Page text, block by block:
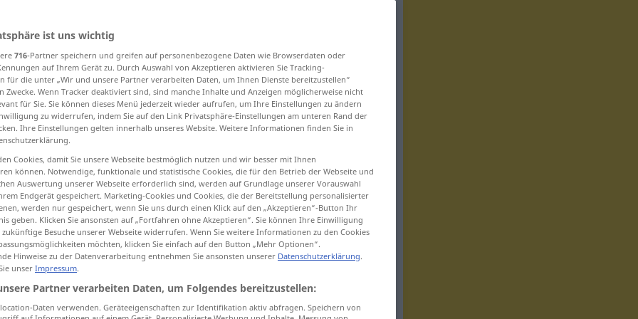
destroy ravage
verwüstenverheeren
to) the
derGegnerhat das ganze Land
large
derWirbelsturmhat weite
ist uns wichtig
716-Partner speichern und greifen auf personenbezogene Daten wie Browserdaten oder
auf Ihrem Gerät zu. Durch Auswahl von Akzeptieren aktivieren Sie Tracking-
für die unter „Wir und unsere Partner verarbeiten Daten, um Ihnen Dienste bereitzustellen“
Zwecke. Wenn Tracker deaktiviert sind, sind manche Inhalte und Anzeigen möglicherweise nicht
für Sie. Sie können dieses Menü jederzeit wieder aufrufen, um Ihre Einstellungen zu ändern
zu widerrufen, indem Sie auf den Link Privatsphäre-Einstellungen am unteren Rand der
Ihre Einstellungen gelten innerhalb unseres Website. Weitere Informationen finden Sie in
Cookies, damit Sie unsere Webseite bestmöglich nutzen und wir besser mit Ihnen
können. Notwendige, funktionale und statistische Cookies, die für den Betrieb der Webseite und
Auswertung unserer Webseite erforderlich sind, werden auf Grundlage unserer Vorauswahl
Endgerät gespeichert. Marketing-Cookies und Cookies, die der Bereitstellung personalisierter
werden nur gespeichert, wenn Sie uns durch einen Klick auf den „Akzeptieren“-Button Ihr
geben. Klicken Sie ansonsten auf „Fortfahren ohne Akzeptieren“. Sie können Ihre Einwilligung
Besuche unserer Webseite widerrufen. Wenn Sie weitere Informationen zu den Cookies
möchten, klicken Sie einfach auf den Button „Mehr Optionen“.
Hinweise zu der Datenverarbeitung entnehmen Sie ansonsten unserer Datenschutzerklärung.
unser Impressum.
Partner verarbeiten Daten, um Folgendes bereitzustellen:
Daten verwenden. Geräteeigenschaften zur Identifikation aktiv abfragen. Speichern von